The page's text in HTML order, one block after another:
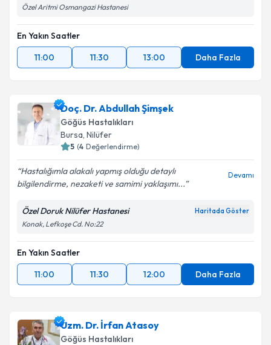
Özel Aritmi Osmangazi Hastanesi
En Yakın Saatler
11:00
11:30 13:00 Daha Fazla
Doç. Dr. Abdullah Şimşek
Göğüs Hastalıkları
Bursa, Nilüfer
5 (4 Değerlendirme)
Hastalığımla alakalı yapmış olduğu detaylı
bilgilendirme, nezaketi ve samimi yaklaşımı...
Devamı
Özel Doruk Nilüfer Hastanesi Haritada Göster
Konak, Lefkoşe Cd. No:22
En Yakın Saatler
11:00
11:30 12:00 Daha Fazla
Uzm. Dr. İrfan Atasoy
Göğüs Hastalıkları